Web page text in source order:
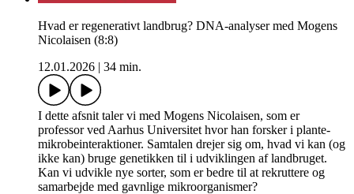
Hvad er regenerativt landbrug? DNA-analyser med Mogens
Nicolaisen (8:8)
12.01.2026
34 min.
I dette afsnit taler vi med Mogens Nicolaisen, som er
professor ved Aarhus Universitet hvor han forsker i plante-
mikrobeinteraktioner. Samtalen drejer sig om, hvad vi kan (og
ikke kan) bruge genetikken til i udviklingen af landbruget.
Kan vi udvikle nye sorter, som er bedre til at rekruttere og
samarbejde med gavnlige mikroorganismer?